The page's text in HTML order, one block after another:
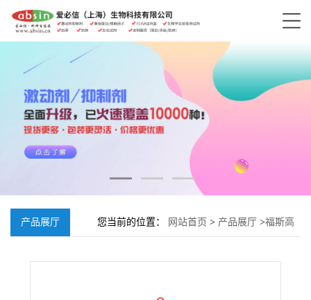
产品展厅 您当前的位置： 网站首页 > 产品展厅 >福斯高